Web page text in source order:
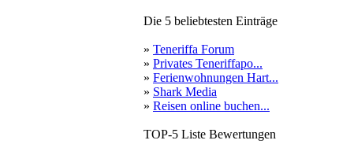
Die 5 beliebtesten Einträge
» Teneriffa Forum
» Privates Teneriffapo...
» Ferienwohnungen Hart...
» Shark Media
» Reisen online buchen...
TOP-5 Liste Bewertungen